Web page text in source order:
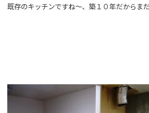
既存のキッチンですね～、築１０年だからまだ